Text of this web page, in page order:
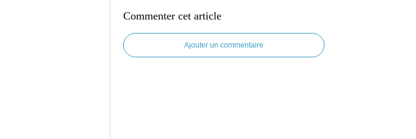
Commenter cet article
Ajouter un commentaire